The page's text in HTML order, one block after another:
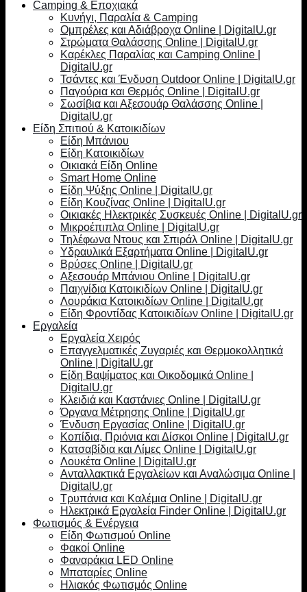
Camping & Εποχιακά
Κυνήγι, Παραλία & Camping
Ομπρέλες και Αδιάβροχα Online | DigitalU.gr
Στρώματα Θαλάσσης Online | DigitalU.gr
Καρέκλες Παραλίας και Camping Online |
DigitalU.gr
Τσάντες και Ένδυση Outdoor Online | DigitalU.gr
Παγούρια και Θερμός Online | DigitalU.gr
Σωσίβια και Αξεσουάρ Θαλάσσης Online |
DigitalU.gr
Είδη Σπιτιού & Κατοικιδίων
Είδη Μπάνιου
Είδη Κατοικιδίων
Οικιακά Είδη Online
Smart Home Online
Είδη Ψύξης Online | DigitalU.gr
Είδη Κουζίνας Online | DigitalU.gr
Οικιακές Ηλεκτρικές Συσκευές Online | DigitalU.gr
Μικροέπιπλα Online | DigitalU.gr
Τηλέφωνα Ντους και Σπιράλ Online | DigitalU.gr
Υδραυλικά Εξαρτήματα Online | DigitalU.gr
Βρύσες Online | DigitalU.gr
Αξεσουάρ Μπάνιου Online | DigitalU.gr
Παιχνίδια Κατοικιδίων Online | DigitalU.gr
Λουράκια Κατοικιδίων Online | DigitalU.gr
Είδη Φροντίδας Κατοικιδίων Online | DigitalU.gr
Εργαλεία
Εργαλεία Χειρός
Επαγγελματικές Ζυγαριές και Θερμοκολλητικά
Online | DigitalU.gr
Είδη Βαψίματος και Οικοδομικά Online |
DigitalU.gr
Κλειδιά και Καστάνιες Online | DigitalU.gr
Όργανα Μέτρησης Online | DigitalU.gr
Ένδυση Εργασίας Online | DigitalU.gr
Κοπίδια, Πριόνια και Δίσκοι Online | DigitalU.gr
Κατσαβίδια και Λίμες Online | DigitalU.gr
Λουκέτα Online | DigitalU.gr
Ανταλλακτικά Εργαλείων και Αναλώσιμα Online |
DigitalU.gr
Τρυπάνια και Καλέμια Online | DigitalU.gr
Ηλεκτρικά Εργαλεία Finder Online | DigitalU.gr
Φωτισμός & Ενέργεια
Είδη Φωτισμού Online
Φακοί Online
Φαναράκια LED Online
Μπαταρίες Online
Ηλιακός Φωτισμός Online